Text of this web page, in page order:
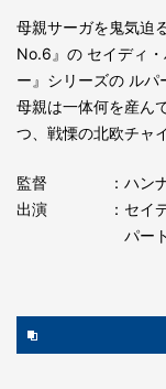
母親サーガを鬼気迫
No.6』の セイディ
ー』シリーズの ルパ
母親は一体何を産ん
つ、戦慄の北欧チャ
監督
：ハン
出演
：セイ
パー